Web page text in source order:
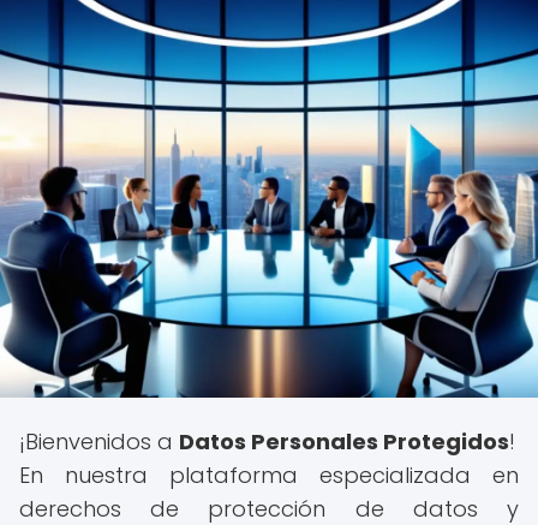
¡Bienvenidos a Datos Personales Protegidos!
En nuestra plataforma especializada en
derechos de protección de datos y